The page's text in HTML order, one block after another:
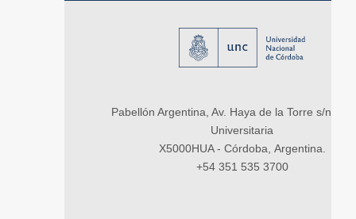
Pabellón Argentina, Av. Haya de la Torre s/n,
Universitaria
X5000HUA - Córdoba, Argentina.
+54 351 535 3700